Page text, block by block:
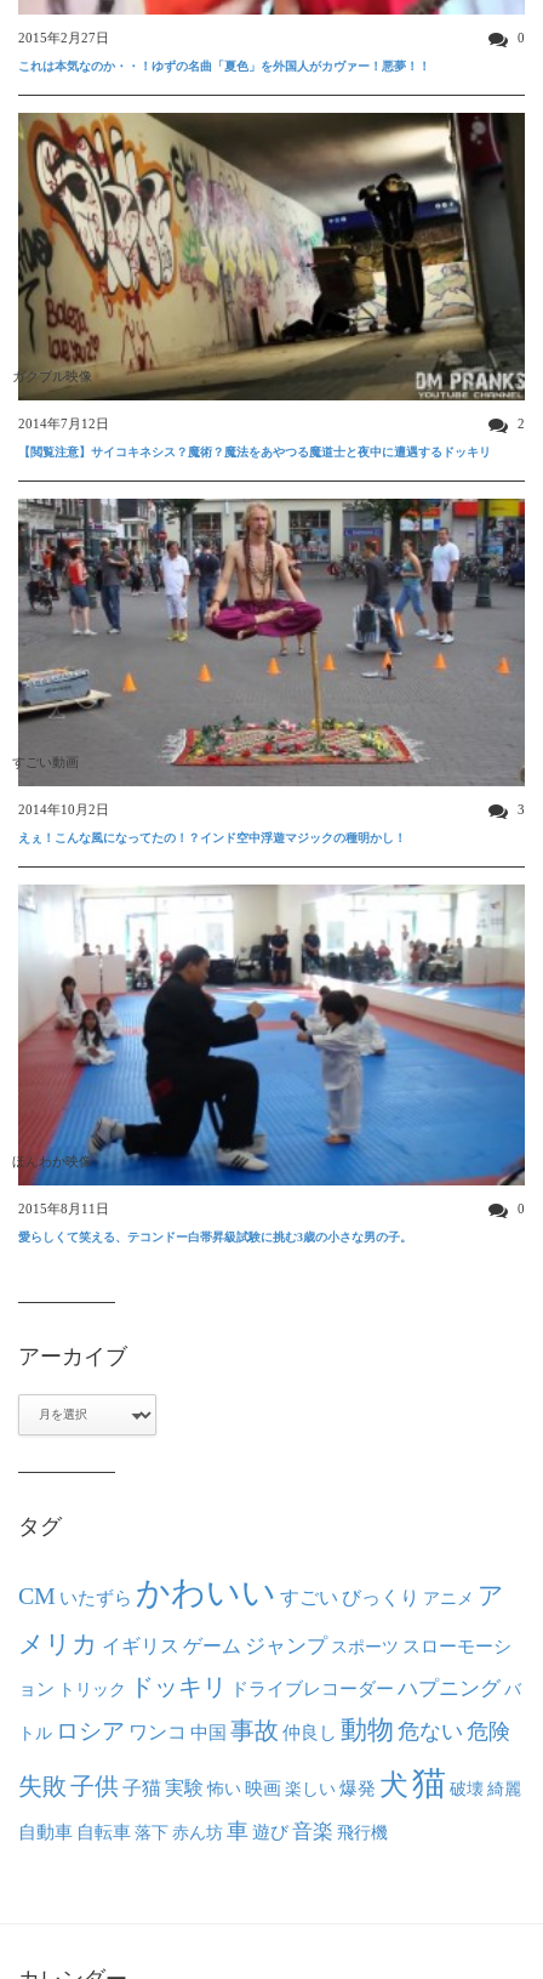
2015年2月27日 0
これは本気なのか・・！ゆずの名曲「夏色」を外国人がカヴァー！悪夢！！
ガクブル映像
2014年7月12日 2
【閲覧注意】サイコキネシス？魔術？魔法をあやつる魔道士と夜中に遭遇するドッキリ
すごい動画
2014年10月2日 3
えぇ！こんな風になってたの！？インド空中浮遊マジックの種明かし！
ほんわか映像
2015年8月11日 0
愛らしくて笑える、テコンドー白帯昇級試験に挑む3歳の小さな男の子。
アーカイブ
タグ
CM いたずら かわいい すごい びっくり アニメ ア
メリカ イギリス ゲーム ジャンプ スポーツ スローモーシ
ョン トリック ドッキリ ドライブレコーダー ハプニング バ
トル ロシア ワンコ 中国 事故 仲良し 動物 危ない 危険
失敗子供子猫実験 怖い映画楽しい爆発 犬猫 破壊綺麗
自動車 自転車落下赤ん坊車遊び音楽 飛行機